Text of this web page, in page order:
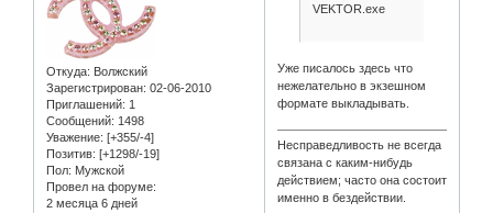
Откуда: Волжский
Зарегистрирован: 02-06-2010
Приглашений: 1
Сообщений: 1498
Уважение: [+355/-4]
Позитив: [+1298/-19]
Пол: Мужской
Провел на форуме:
2 месяца 6 дней
VEKTOR.exe
Уже писалось здесь что
нежелательно в экзешном
формате выкладывать.
Несправедливость не всегда
связана с каким-нибудь
действием; часто она состоит
именно в бездействии.